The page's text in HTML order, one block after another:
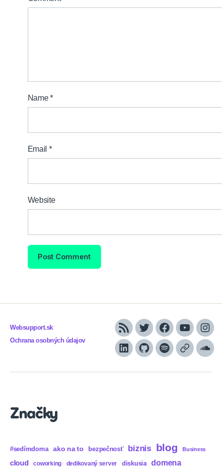
Name*
Email *
Website
Websupport.sk
Ochrana osobných údajov
RSS TwitterFacebook
YouTube
LinkedInGitHubSpotifyApple
Značky
#sedímdoma ako na to bezpečnosť biznis blog Business
cloud coworking dedikovaný server diskusia domena